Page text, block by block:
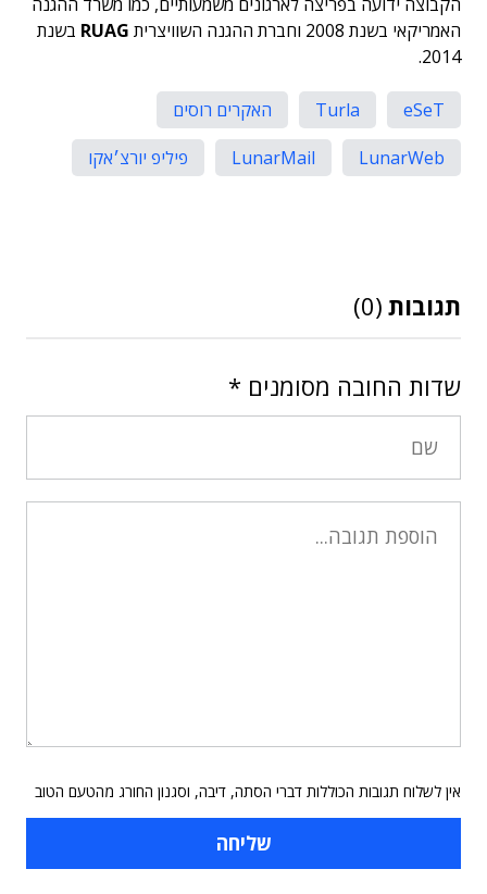
האמריקאי בשנת 2008 וחברת ההגנה השוויצרית
RUAG בשנת
2014.
eSeT
Turla
האקרים רוסים
LunarWeb
LunarMail פיליפ יורצ׳אקו
תגובות (0)
שדות החובה מסומנים *
אין לשלוח תגובות הכוללות דברי הסתה, דיבה, וסגנון החורג מהטעם הטוב